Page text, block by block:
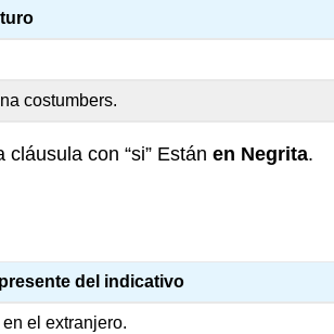
costumbers.
con “si” Están en Negrita.
del indicativo
el extranjero.